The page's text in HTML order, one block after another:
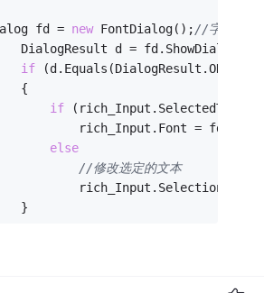
fd =
new FontDialog();//字体框
DialogResult d = fd.ShowDialog();
if (d.Equals(DialogResult.OK))
{
if
rich_Input.Font =
else
//修改选定的文本
rich_Input.SelectionFont
}